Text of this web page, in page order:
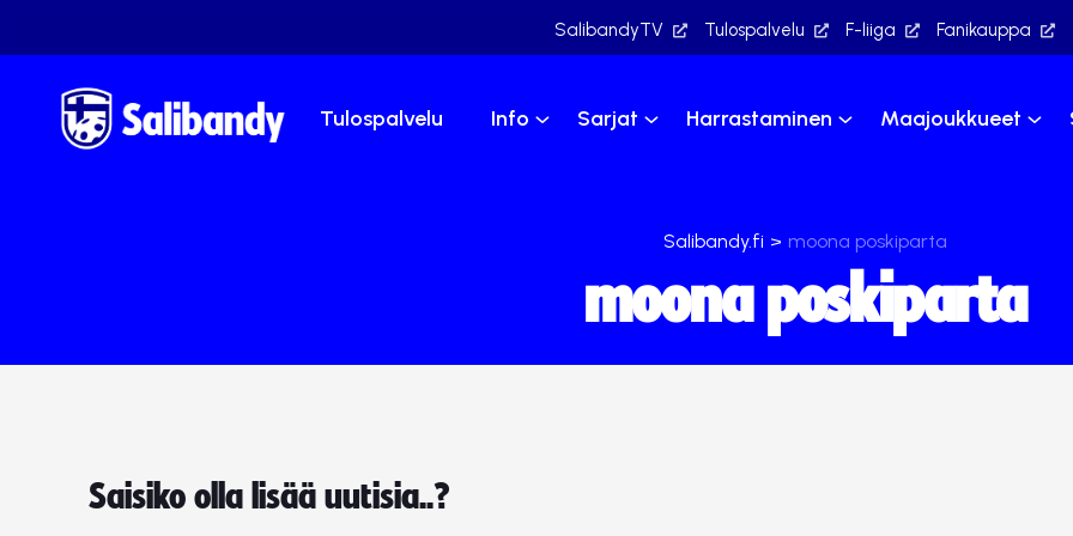
SalibandyTV Tulospalvelu F-liiga Fanikauppa
Tulospalvelu Info Sarjat Harrastaminen Maajoukkueet
Salibandy.fi > moona poskiparta
moona poskiparta
Saisiko olla lisää uutisia..?